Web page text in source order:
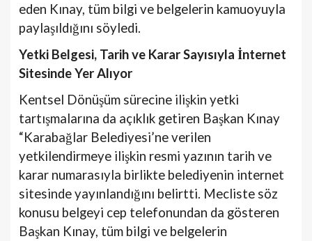
eden Kınay, tüm bilgi ve belgelerin kamuoyuyla
paylaşıldığını söyledi.
Yetki Belgesi, Tarih ve Karar Sayısıyla İnternet
Sitesinde Yer Alıyor
Kentsel Dönüşüm sürecine ilişkin yetki
tartışmalarına da açıklık getiren Başkan Kınay
“Karabağlar Belediyesi’ne verilen
yetkilendirmeye ilişkin resmi yazının tarih ve
karar numarasıyla birlikte belediyenin internet
sitesinde yayınlandığını belirtti. Mecliste söz
konusu belgeyi cep telefonundan da gösteren
Başkan Kınay, tüm bilgi ve belgelerin